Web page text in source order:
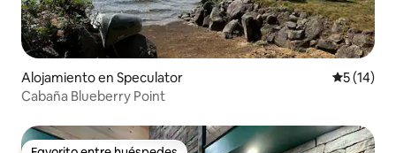
Alojamiento en Speculator
5 (14)
Cabaña Blueberry Point